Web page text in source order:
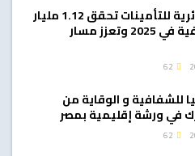
الشركة الجزائرية للتأمينات تحقق 1.12 مليار
دج أرباحا صافية في 2025 وتعزز مسار
للشفافية و الوقاية من
في ورشة إقليمية بمصر